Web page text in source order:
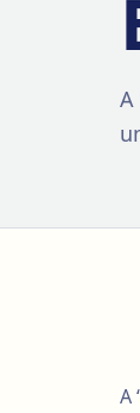
A
A